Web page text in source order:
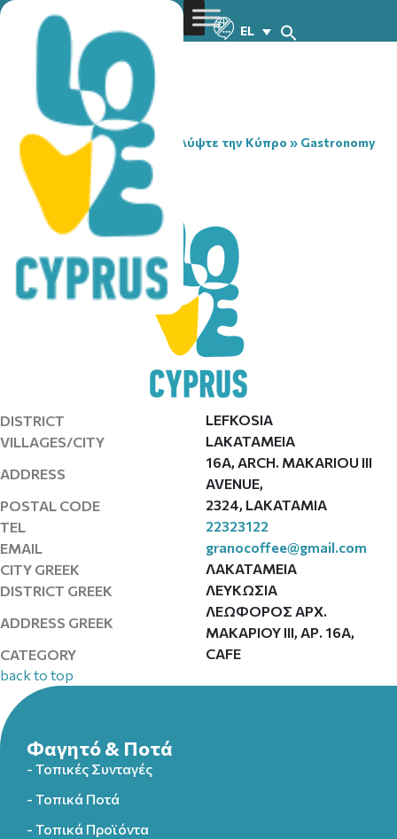
EL
You are here:Home» Ανακαλύψτε την Κύπρο » Gastronomy
» GRANO CAFE
GRANO CAFE
DISTRICT
LEFKOSIA
VILLAGES/CITY
LAKATAMEIA
ADDRESS
16Α, ARCH. MAKARIOU III
AVENUE,
POSTAL CODE
2324, LAKATAMIA
TEL
22323122
EMAIL
granocoffee@gmail.com
CITY GREEK
ΛΑΚΑΤΑΜΕΙΑ
DISTRICT GREEK
ΛΕΥΚΩΣΙΑ
ADDRESS GREEK
ΛΕΩΦΟΡΟΣ ΑΡΧ.
ΜΑΚΑΡΙΟΥ ΙΙΙ, ΑΡ. 16Α,
CATEGORY
CAFE
back to top
Φαγητό & Ποτά
- Τοπικές Συνταγές
- Τοπικά Ποτά
- Τοπικά Προϊόντα